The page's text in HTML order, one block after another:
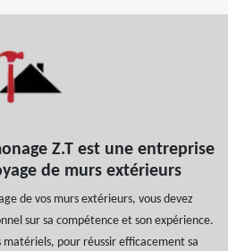
Z.T est une entreprise
de murs extérieurs
de vos murs extérieurs, vous devez
sur sa compétence et son expérience.
matériels, pour réussir efficacement sa